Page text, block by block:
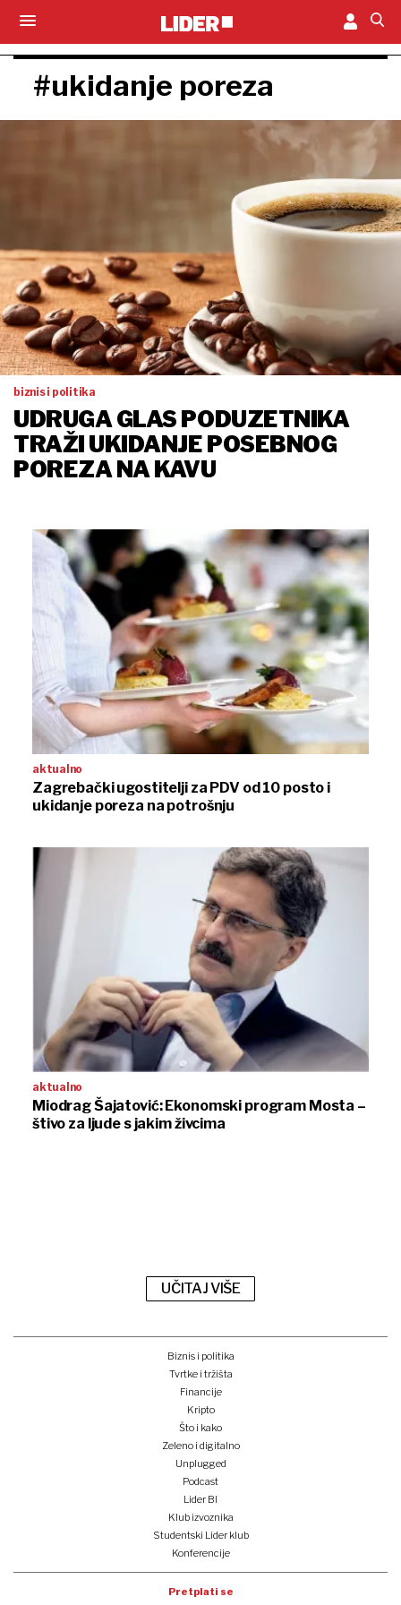
#ukidanje poreza
biznis i politika
UDRUGA GLAS PODUZETNIKA
TRAŽI UKIDANJE POSEBNOG
POREZA NA KAVU
aktualno
Zagrebački ugostitelji za PDV od 10 posto i
ukidanje poreza na potrošnju
aktualno
Miodrag Šajatović: Ekonomski program Mosta –
štivo za ljude s jakim živcima
UČITAJ VIŠE
Biznis i politika
Tvrtke i tržišta
Financije
Kripto
Što i kako
Zeleno i digitalno
Unplugged
Podcast
Lider BI
Klub izvoznika
Studentski Lider klub
Konferencije
Pretplati se